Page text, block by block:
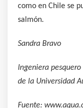
como en Chile se
salmón.
Sandra Bravo
Ingeniera
de la Universidad
Fuente: